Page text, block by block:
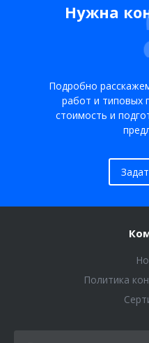
Нужна
Подробно
работ и типовых
стоимость и
Политика